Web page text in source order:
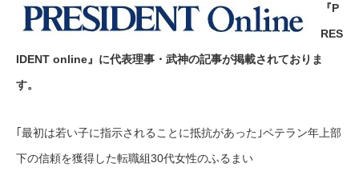
『P
RES
IDENT online』に代表理事・武神の記事が掲載されておりま
す。
｢最初は若い子に指示されることに抵抗があった｣ベテラン年上部
下の信頼を獲得した転職組30代女性のふるまい